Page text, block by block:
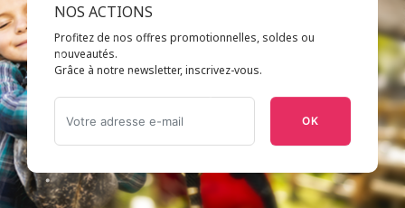
NOS ACTIONS
Profitez de nos offres promotionnelles, soldes ou
nouveautés.
Grâce à notre newsletter, inscrivez-vous.
OK